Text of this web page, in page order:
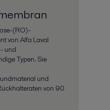
(RO)-
von Alfa Laval
und
Typen. Sie
und
von 90